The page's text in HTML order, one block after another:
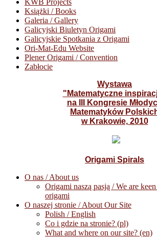
KWB Projects
Książki / Books
Galeria / Gallery
Galicyjski Biuletyn Origami
Galicyjskie Spotkania z Origami
Ori-Mat-Edu Website
Plener Origami / Convention
Zabłocie
Wystawa
"Matematyczne
na III Kongresie
Matematyków
w Krakowie, 2010
Origami Spirals
O nas / About us
Origami naszą pasją / We are
origami
O naszej stronie / About Our Site
Polish / English
Co i gdzie na stronie? (pl)
What and where on our site? (en)